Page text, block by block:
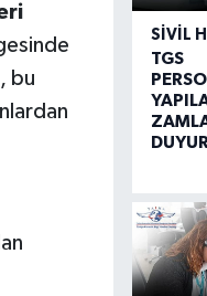
bu
SIVIL
TGS